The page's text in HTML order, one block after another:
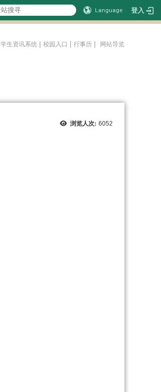
Language 登入
学生资讯系统 | 校园入口 | 行事历 | 网站导览
浏览人次: 6052